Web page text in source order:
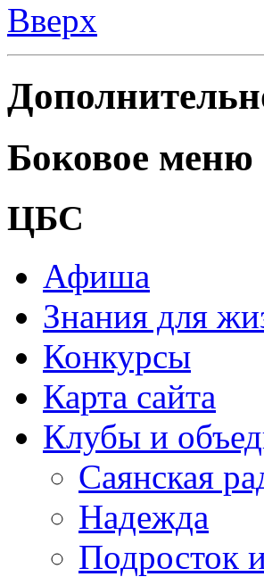
Вверх
Боковое меню
ЦБС
Афиша
Знания для
Конкурсы
Карта сайта
Клубы и
Саянская
Надежда
Подросток